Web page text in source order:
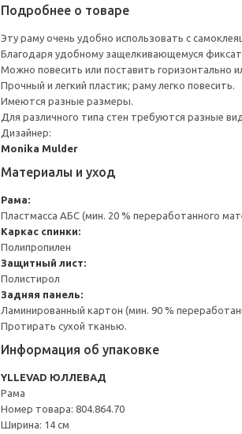
Подробнее о товаре
Эту раму очень удобно использовать с
Благодаря удобному защелкивающемуся
Можно повесить или поставить горизонтально
Прочный и легкий пластик; раму легко повесить.
Имеются разные размеры.
Для различного типа стен требуются разные
Дизайнер:
Monika Mulder
Материалы и уход
Рама:
Пластмасса АБС (мин. 20 % переработанного
Каркас спинки:
Полипропилен
Защитный лист:
Полистирол
Задняя панель:
Ламинированный картон (мин. 90 %
Протирать сухой тканью.
Информация об упаковке
YLLEVAD ЮЛЛЕВАД
Рама
Номер товара: 804.864.70
Ширина: 14 см